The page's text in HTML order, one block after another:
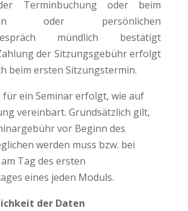
Terminbuchung oder beim
oder persönlichen
mündlich bestätigt
der Sitzungsgebühr erfolgt
beim ersten Sitzungstermin.
für ein Seminar erfolgt, wie auf
vereinbart. Grundsätzlich gilt,
vor Beginn des
werden muss bzw. bei
Tag des ersten
eines jeden Moduls.
der Daten